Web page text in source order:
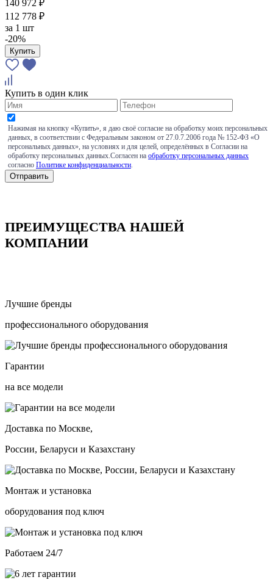
140 972 ₽
112 778 ₽
за 1 шт
-20%
Купить
Купить в один клик
Нажимая на кнопку «Купить», я даю своё согласие на обработку моих персональных
данных, в соответствии с Федеральным законом от 27.0.7.2006 года № 152-ФЗ «О
персональных данных», на условиях и для целей, определённых в Согласии на
обработку персональных данных.Согласен на обработку персональных данных
согласно Политике конфиденциальности
ПРЕИМУЩЕСТВА НАШЕЙ
КОМПАНИИ
Лучшие бренды
профессионального оборудования
Гарантии
на все модели
Доставка по Москве,
России, Беларуси и Казахстану
Монтаж и установка
оборудования под ключ
Работаем 24/7